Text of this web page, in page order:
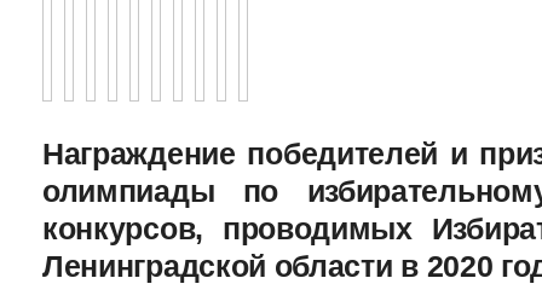
Награждение победителей и
олимпиады по
конкурсов, проводимых
Ленинградской области в 2020